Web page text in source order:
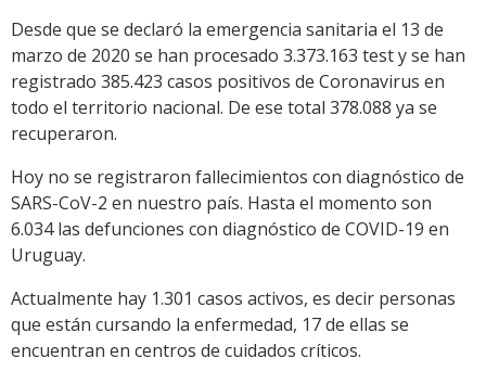
Desde que se declaró la emergencia sanitaria el 13 de
marzo de 2020 se han procesado 3.373.163 test y se han
registrado 385.423 casos positivos de Coronavirus en
todo el territorio nacional. De ese total 378.088 ya se
recuperaron.
Hoy no se registraron fallecimientos con diagnóstico de
SARS-CoV-2 en nuestro país. Hasta el momento son
6.034 las defunciones con diagnóstico de COVID-19 en
Uruguay.
Actualmente hay 1.301 casos activos, es decir personas
que están cursando la enfermedad, 17 de ellas se
encuentran en centros de cuidados críticos.